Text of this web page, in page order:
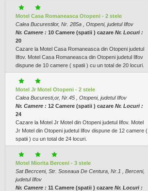
Motel Casa Romaneasca Otopeni - 2 stele
Calea Bucurestilor, Nr. 285a , Otopeni, judetul Ilfov
Nr. Camere : 10 Camere (spatii ) cazare Nr. Locuri :
20
Cazare la Motel Casa Romaneasca din Otopeni judetul
Ilfov. Motel Casa Romaneasca din Otopeni judetul Ilfov
dispune de 10 camere ( spatii ) cu un total de 20 locuri.
Motel Jr Motel Otopeni - 2 stele
Calea Bucuresti,or, Nr.45 , Otopeni, judetul Ilfov
Nr. Camere : 12 Camere (spatii ) cazare Nr. Locuri :
24
Cazare la Motel Jr Motel din Otopeni judetul Ilfov. Motel
Jr Motel din Otopeni judetul Ilfov dispune de 12 camere (
spatii ) cu un total de 24 locuri.
Motel Miorita Berceni - 3 stele
Sat Becrceni, Str. Soseaua De Centura, Nr.1 , Berceni,
judetul Ilfov
Nr. Camere : 11 Camere (spatii ) cazare Nr. Locuri :